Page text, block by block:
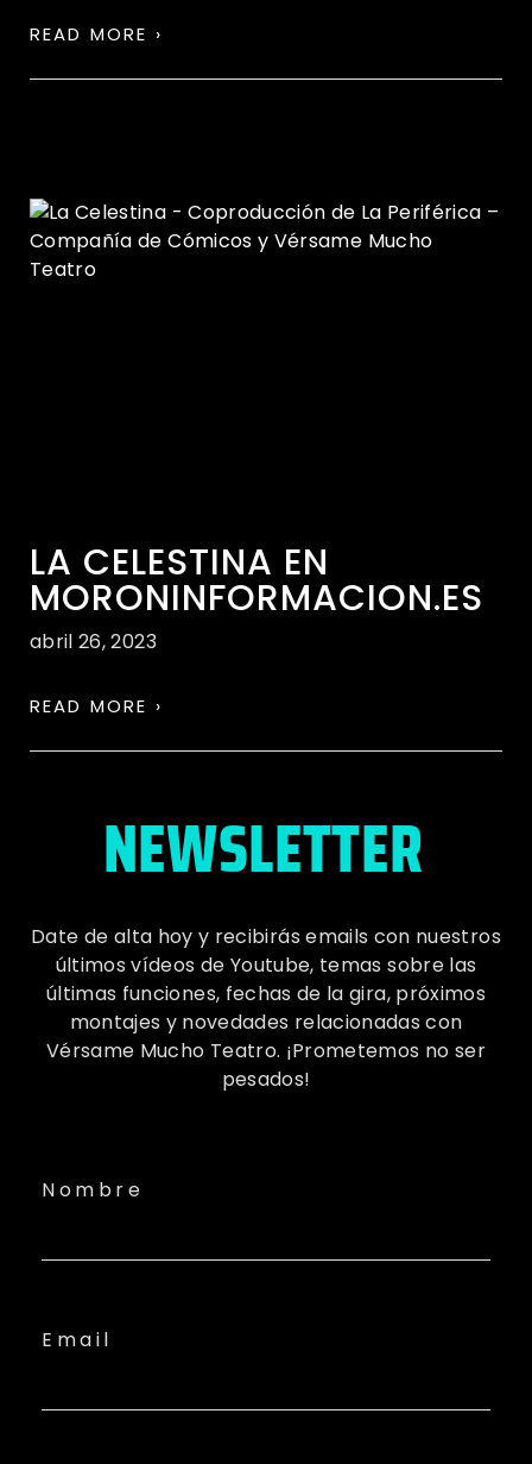
READ MORE ›
LA CELESTINA EN
MORONINFORMACION.ES
abril 26, 2023
READ MORE ›
NEWSLETTER
Date de alta hoy y recibirás emails con nuestros
últimos vídeos de Youtube, temas sobre las
últimas funciones, fechas de la gira, próximos
montajes y novedades relacionadas con
Vérsame Mucho Teatro. ¡Prometemos no ser
pesados!
Nombre
Email